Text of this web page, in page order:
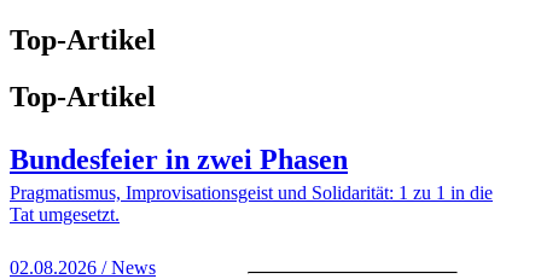
Top-Artikel
Top-Artikel
Bundesfeier in zwei Phasen
Pragmatismus, Improvisationsgeist und Solidarität: 1 zu 1 in die
Tat umgesetzt.
02.08.2026 / News